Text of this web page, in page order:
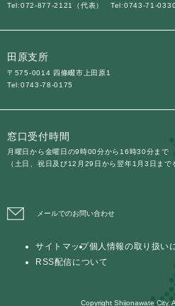
Tel:072-877-2121（代表）
Tel:0743-71-0330
田原支所
〒575-0014 四條畷市上田原1
Tel:0743-78-0175
窓口受付時間
月曜日から金曜日の9時00分から16時30分まで
（土日、祝日及び12月29日から翌年1月3日まで
メールでのお問い合わせ
サイトマップ個人情報の取り扱い
RSS配信について
Copyright Shijonawate City.